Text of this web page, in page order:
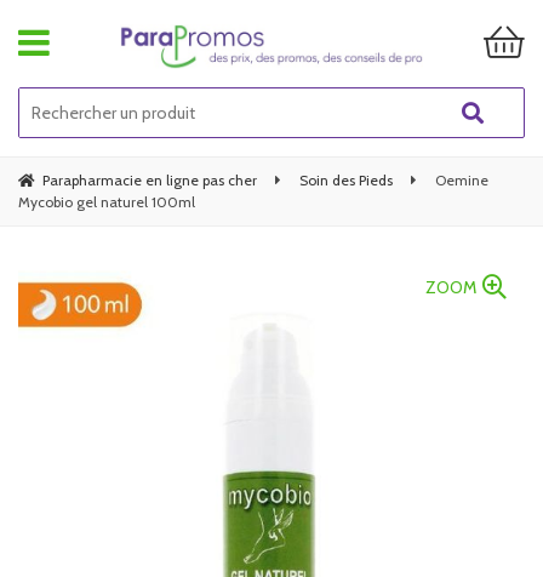
Parapharmacie en ligne pas cher Soin des Pieds
Oemine
Mycobio gel naturel 100ml
ZOOM